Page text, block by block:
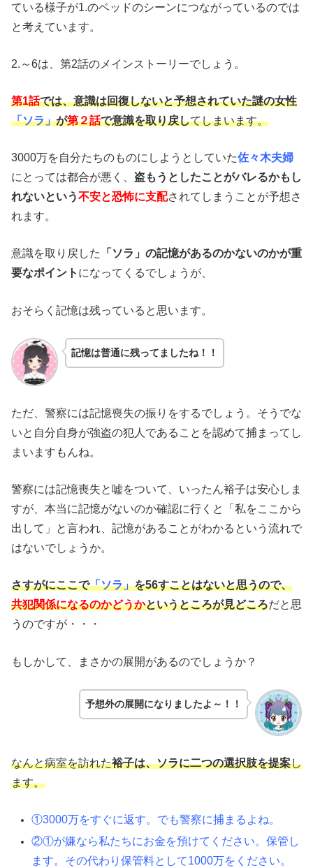
ている様子が1.のベッドのシーンにつながっているのでは
と考えています。
2.～6は、第2話のメインストーリーでしょう。
第1話では、意識は回復しないと予想されていた謎の女性
「ソラ」が第２話で意識を取り戻してしまいます。
3000万を自分たちのものにしようとしていた佐々木夫婦
にとっては都合が悪く、 盗もうとしたことがバレるかもし
れないという不安と恐怖に支配されてしまうことが予想さ
れます。
意識を取り戻した
「ソラ」の記憶があるのかないのかが重
要なポイント になってくるでしょうが、
おそらく記憶は残っていると思います。
記憶は普通に残ってましたね！！
ただ、警察には記憶喪失の振りをするでしょう。そうでな
いと自分自身が強盗の犯人であることを認めて捕まってし
まいますもんね。
警察には記憶喪失と嘘をついて、いったん裕子は安心しま
すが、本当に記憶がないのか確認に行くと「私をここから
出して」と言われ、記憶があることがわかるという流れで
はないでしょうか。
さすがにここで「ソラ」を56すことはないと思うので、
共犯関係になるのかどうかというところが見どころだと思
うのですが・・・
もしかして、まさかの展開があるのでしょうか？
予想外の展開になりましたよ～！！
なんと病室を訪れた裕子は、ソラに二つの選択肢を提案し
ます。
①3000万をすぐに返す。でも警察に捕まるよね。
②①が嫌なら私たちにお金を預けてください。保管し
ます。その代わり保管料として1000万をください。